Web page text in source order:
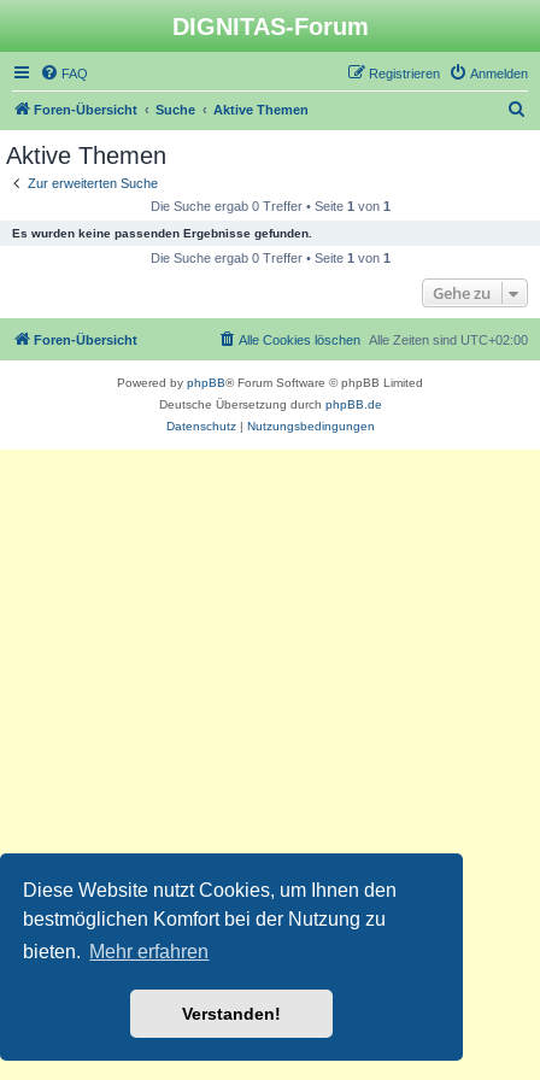
Diese Website nutzt Cookies, um Ihnen den
bestmöglichen Komfort bei der Nutzung zu
bieten. Mehr erfahren
Verstanden!
DIGNITAS-Forum
FAQ Anmelden
Registrieren
Foren-Übersicht Suche Aktive Themen
Aktive Themen
Zur erweiterten Suche
Die Suche ergab 0 Treffer • Seite 1 von 1
Es wurden keine passenden Ergebnisse gefunden.
Die Suche ergab 0 Treffer • Seite 1 von 1
Gehe zu
Foren-Übersicht Alle Zeiten sind UTC+02:00
Alle Cookies löschen
Powered by phpBB® Forum Software © phpBB Limited
Deutsche Übersetzung durch phpBB.de
Datenschutz| Nutzungsbedingungen